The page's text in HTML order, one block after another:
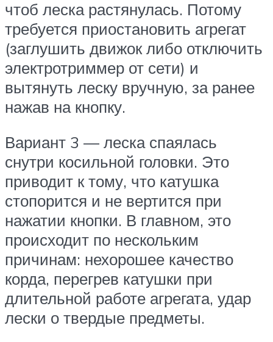
чтоб леска растянулась. Потому
требуется приостановить агрегат
(заглушить движок либо отключить
электротриммер от сети) и
вытянуть леску вручную, за ранее
нажав на кнопку.
Вариант 3 — леска спаялась
снутри косильной головки. Это
приводит к тому, что катушка
стопорится и не вертится при
нажатии кнопки. В главном, это
происходит по нескольким
причинам: нехорошее качество
корда, перегрев катушки при
длительной работе агрегата, удар
лески о твердые предметы.